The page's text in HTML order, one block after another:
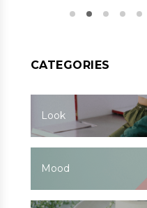
CATEGORIES
Look
Mood